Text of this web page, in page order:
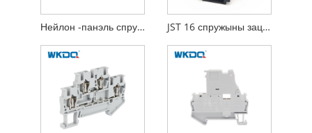
Нейлон -панэль спружынная шрубавая клетка, усталяваны блок, усталяваны праз электрычную чыгуначную чыгунку JST 16 спружыны заціскавы блок DIN Rail TB 16 мм²